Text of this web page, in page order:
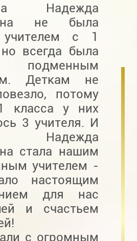
Надежда
не была
с 1
но всегда была
подменным
Деткам не
потому
класса у них
3 учителя. И
Надежда
стала нашим
учителем -
настоящим
для нас
и счастьем
с огромным